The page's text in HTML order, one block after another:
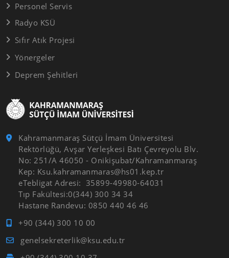
Kahramanmaraş Sütçü İmam Üniversitesi
Rektörlüğü, Avşar Yerleşkesi Batı Çevreyolu Blv.
No: 251/A 46050 - Onikişubat/Kahramanmaraş
Kep: Ksu.kahramanmaras@hs01.kep.tr
eTebligat Adresi: 35899-49980-64031
Tıp Fakültesi:0(344) 300 34 34
Hastane Randevu: 0850 440 46 46
+90 (344) 300 10 00
genelsekreterlik@ksu.edu.tr
Personel Servis
Radyo KSÜ
Sıfır Atık Projesi
Yönergeler
Deprem Şehitleri